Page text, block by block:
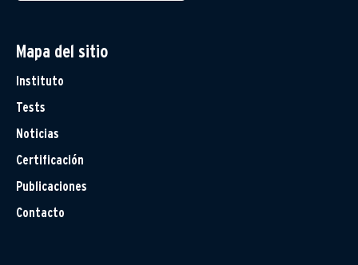
Mapa del sitio
Instituto
Tests
Noticias
Certificación
Publicaciones
Contacto